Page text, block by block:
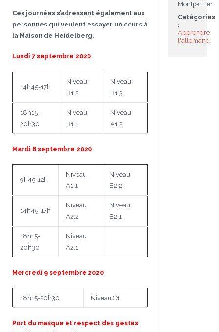
Tandem linguistique
Opportunités
Inscription pour les classes françaises
Inscription à notre newsletter
Ces journées s’adressent également aux
personnes qui veulent essayer un cours à
la Maison de Heidelberg.
Lundi 7 septembre 2020
14h45-17h
Niveau
B1.2
Niveau
B1.3
18h15-
20h30
Niveau
B1.1
Niveau
A1.2
Mardi 8 septembre 2020
9h45-12h
Niveau
A1.1
Niveau
B2.2
14h45-17h
Niveau
A2.2
Niveau
B2.1
18h15-
20h30
Niveau
A2.1
Mercredi 9 septembre 2020
18h15-20h30 Niveau C1
Port du masque et respect des gestes
Montpelllier
Catégories
:
Apprendre
l'allemand